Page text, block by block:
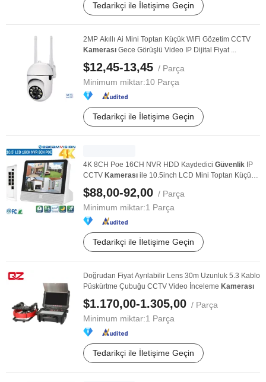
Tedarikçi ile İletişime Geçin
2MP Akıllı Ai Mini Toptan Küçük WiFi Gözetim CCTV
Kamerası Gece Görüşlü Video IP Dijital Fiyat ...
$12,45-13,45 / Parça
Minimum miktar:10 Parça
Tedarikçi ile İletişime Geçin
4K 8CH Poe 16CH NVR HDD Kaydedici Güvenlik IP
CCTV Kamerası ile 10.5inch LCD Mini Toptan Küçük
...
$88,00-92,00 / Parça
Minimum miktar:1 Parça
Tedarikçi ile İletişime Geçin
Doğrudan Fiyat Ayrılabilir Lens 30m Uzunluk 5.3 Kablo
Püskürtme Çubuğu CCTV Video İnceleme Kamerası
$1.170,00-1.305,00 / Parça
Minimum miktar:1 Parça
Tedarikçi ile İletişime Geçin